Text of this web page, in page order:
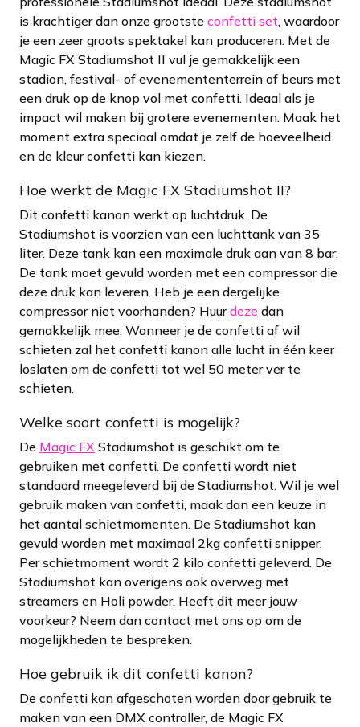
is krachtiger dan onze grootste confetti set, waardoor
je een zeer groots spektakel kan produceren. Met de
Magic FX Stadiumshot II vul je gemakkelijk een
stadion, festival- of evenemententerrein of beurs met
een druk op de knop vol met confetti. Ideaal als je
impact wil maken bij grotere evenementen. Maak het
moment extra speciaal omdat je zelf de hoeveelheid
en de kleur confetti kan kiezen.
Hoe werkt de Magic FX Stadiumshot II?
Dit confetti kanon werkt op luchtdruk. De
Stadiumshot is voorzien van een luchttank van 35
liter. Deze tank kan een maximale druk aan van 8 bar.
De tank moet gevuld worden met een compressor die
deze druk kan leveren. Heb je een dergelijke
compressor niet voorhanden? Huurdeze dan
gemakkelijk mee. Wanneer je de confetti af wil
schieten zal het confetti kanon alle lucht in één keer
loslaten om de confetti tot wel 50 meter ver te
schieten.
Welke soort confetti is mogelijk?
De Magic FX Stadiumshot is geschikt om te
gebruiken met confetti. De confetti wordt niet
standaard meegeleverd bij de Stadiumshot. Wil je wel
gebruik maken van confetti, maak dan een keuze in
het aantal schietmomenten. De Stadiumshot kan
gevuld worden met maximaal 2kg confetti snipper.
Per schietmoment wordt 2 kilo confetti geleverd. De
Stadiumshot kan overigens ook overweg met
streamers en Holi powder. Heeft dit meer jouw
voorkeur? Neem dan contact met ons op om de
mogelijkheden te bespreken.
Hoe gebruik ik dit confetti kanon?
De confetti kan afgeschoten worden door gebruik te
maken van een DMX controller, de Magic FX